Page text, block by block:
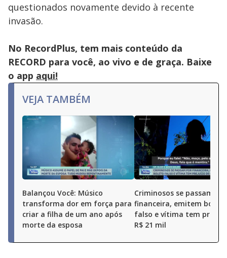
questionados novamente devido à recente
invasão.
No RecordPlus, tem mais conteúdo da
RECORD para você, ao vivo e de graça. Baixe
o app aqui!
VEJA TAMBÉM
Balançou Você: Músico
transforma dor em força para
criar a filha de um ano após
morte da esposa
Criminosos se passam por
financeira, emitem boleto
falso e vítima tem
R$ 21 mil